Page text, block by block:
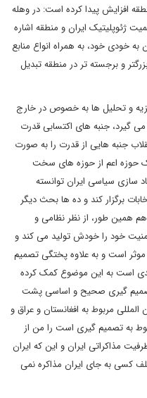
افزایش پیدا کرده است: در وهله
ژئوپلیتیک ایران و منطقه اشاره
به خودی خود، به همراه انواع منابع
و برجسته تر در منطقه تبدیل
و تحلیل ها به خصوص در خارج
می گیرد، جنبه های اکتسابی قدرت
در 37 سال بعد از انقلاب جنبه هایی از قدرت را به صورت
حوزه اعم از حوزه های سخت
سازی سیاسی ایران توانسته
برگزار کند و ده ها بحث دیگر
همین طور، از نظر نظامی و
خود را خودش تولید می کند و
موثر است و به علاوه پختگی تصمیم
است به این موضوع کمک کرده
تصمیم گیری صحیح و اساسی پشت
مربوط به افغانستان و عراق و
به تصمیم گیری است را من از
مذاکراتی ایران و این که ایران
کسی به جای ایران مذاکره نمی